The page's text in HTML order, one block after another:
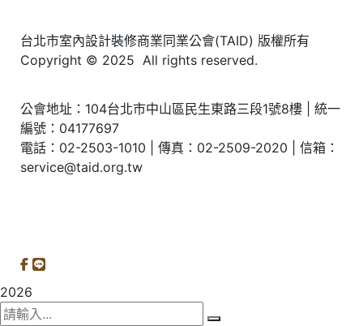
台北市室內設計裝修商業同業公會(TAID) 版權所有
Copyright © 2025 All rights reserved.
公會地址：104台北市中山區民生東路三段1號8樓 | 統一
編號：04177697
電話：02-2503-1010 | 傳真：02-2509-2020 | 信箱：
service@taid.org.tw
2026